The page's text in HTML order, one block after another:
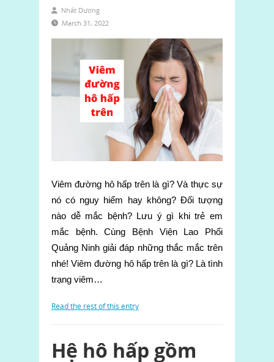
Nhất Dương
March 31, 2022
Viêm đường hô hấp trên là gì? Và thực sự
nó có nguy hiểm hay không? Đối tượng
nào dễ mắc bệnh? Lưu ý gì khi trẻ em
mắc bệnh. Cùng Bệnh Viện Lao Phổi
Quảng Ninh giải đáp những thắc mắc trên
nhé! Viêm đường hô hấp trên là gì? Là tình
trạng viêm…
Read the rest of this entry
Hệ hô hấp gồm